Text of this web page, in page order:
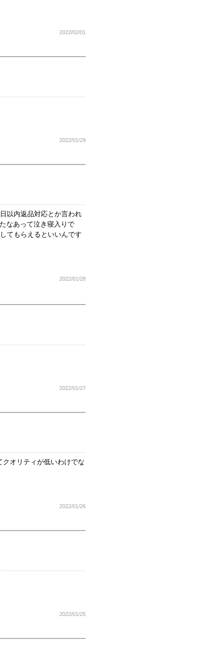
2022/02/01
2022/01/29
以内返品対応とか言われ
なあって泣き寝入りで
てもらえるといいんです
2022/01/28
2022/01/27
オリティが低いわけでな
2022/01/26
2022/01/25